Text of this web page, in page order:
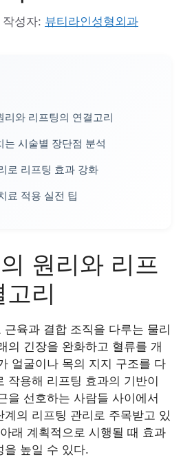
작성자: 뷰티라인성형외과
리와 리프팅의 연결고리
는 시술별 장단점 분석
로 리프팅 효과 강화
료 적용 실전 팁
원리와 리프
리
육과 결합 조직을 다루는 물리
의 긴장을 완화하고 혈류를 개
얼굴이나 목의 지지 구조를 다
작용해 리프팅 효과의 기반이
을 선호하는 사람들 사이에서
계의 리프팅 관리로 주목받고 있
래 계획적으로 시행될 때 효과
을 높일 수 있다.